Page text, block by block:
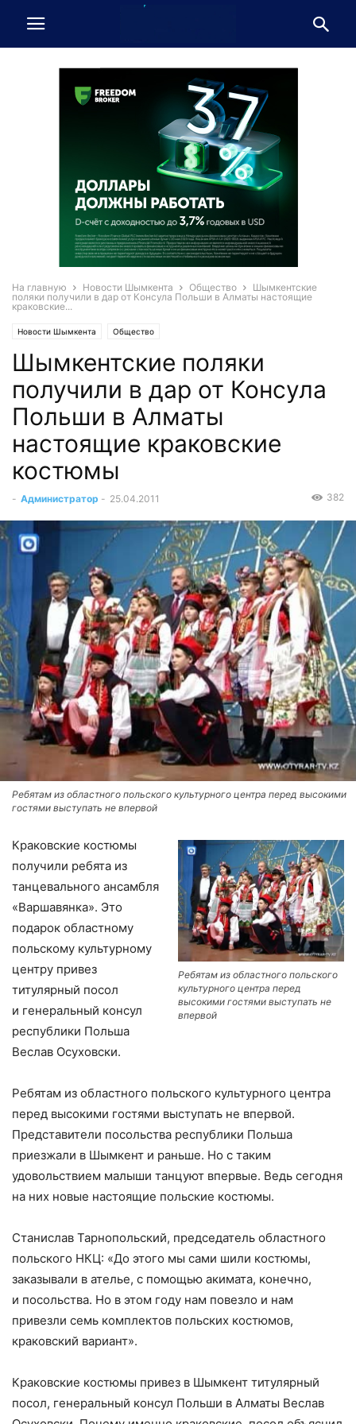
На главную Новости Шымкента Общество
Шымкентские
поляки получили в дар от Консула Польши в Алматы настоящие
краковские...
Новости Шымкента Общество
Шымкентские поляки
получили в дар от Консула
Польши в Алматы
настоящие краковские
костюмы
- Администратор - 25.04.2011 382
Ребятам из областного польского культурного центра перед высокими
гостями выступать не впервой
Ребятам из областного польского
культурного центра перед
высокими гостями выступать не
впервой
Краковские костюмы
получили ребята из
танцевального ансамбля
«Варшавянка». Это
подарок областному
польскому культурному
центру привез
титулярный посол
и генеральный консул
республики Польша
Веслав Осуховски.
Ребятам из областного польского культурного центра
перед высокими гостями выступать не впервой.
Представители посольства республики Польша
приезжали в Шымкент и раньше. Но с таким
удовольствием малыши танцуют впервые. Ведь сегодня
на них новые настоящие польские костюмы.
Станислав Тарнопольский, председатель областного
польского НКЦ: «До этого мы сами шили костюмы,
заказывали в ателье, с помощью акимата, конечно,
и посольства. Но в этом году нам повезло и нам
привезли семь комплектов польских костюмов,
краковский вариант».
Краковские костюмы привез в Шымкент титулярный
посол, генеральный консул Польши в Алматы Веслав